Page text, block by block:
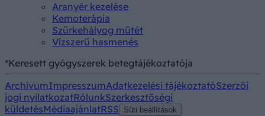
Aranyér kezelése
Kemoterápia
Szürkehályog műtét
Vízszerű hasmenés
*Keresett gyógyszerek betegtájékoztatója
ArchívumImpresszumAdatkezelési tájékoztatóSzerzői
jogi nyilatkozatRólunkSzerkesztőségi
küldetésMédiaajánlatRSS Süti beállítások